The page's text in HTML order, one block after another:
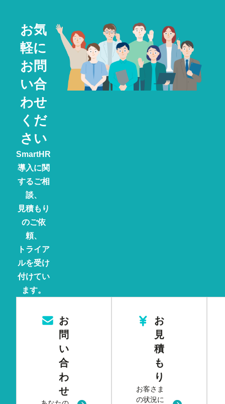
お気
軽に
お問
い合
わせ
くだ
さい
SmartHR
導入に関
するご相
談、
見積もり
のご依
頼、
トライア
ルを受け
付けてい
ます。
お
問
い
合
わ
せ
お
見
積
も
り
お客さま
の状況に